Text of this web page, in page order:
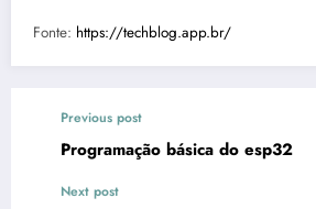
Fonte: https://techblog.app.br/
Previous post
Programação básica do esp32
Next post